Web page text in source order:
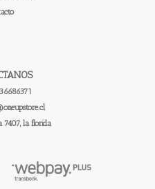
7407, la florida